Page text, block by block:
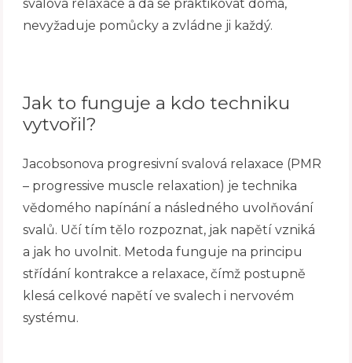
svalová relaxace a dá se praktikovat doma,
nevyžaduje pomůcky a zvládne ji každý.
Jak to funguje a kdo techniku
vytvořil?
Jacobsonova progresivní svalová relaxace (PMR
– progressive muscle relaxation) je technika
vědomého napínání a následného uvolňování
svalů. Učí tím tělo rozpoznat, jak napětí vzniká
a jak ho uvolnit. Metoda funguje na principu
střídání kontrakce a relaxace, čímž postupně
klesá celkové napětí ve svalech i nervovém
systému.